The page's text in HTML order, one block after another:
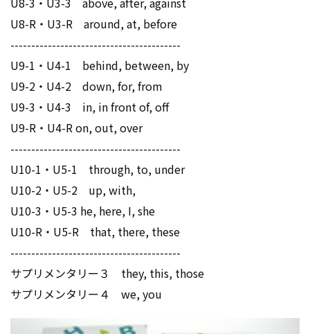
U8-R・U3-R around, at, before
-----------------------------------------
U9-1・U4-1 behind, between, by
U9-2・U4-2 down, for, from
U9-3・U4-3 in, in front of, off
U9-R・U4-R on, out, over
-----------------------------------------
U10-1・U5-1 through, to, under
U10-2・U5-2 up, with,
U10-3・U5-3 he, here, I, she
U10-R・U5-R that, there, these
-----------------------------------------
サプリメンタリー３ they, this, those
サプリメンタリー４ we, you